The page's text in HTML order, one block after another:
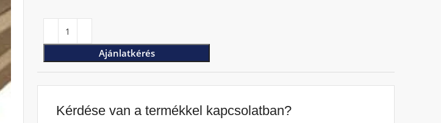
Ajánlatkérés
Kérdése van a termékkel kapcsolatban?